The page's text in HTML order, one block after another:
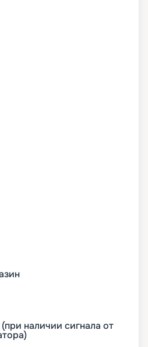
наличии сигнала от